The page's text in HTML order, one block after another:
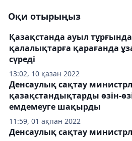
Оқи отырыңыз
13:02, 10 қазан 2022
Қазақстанда ауыл
қалалықтарға қарағанда
сүреді
11:59, 01 ақпан 2022
Денсаулық сақтау
қазақстандықтарды өзін-
емдемеуге шақырды
Денсаулық сақтау